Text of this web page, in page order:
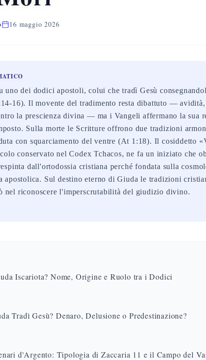
16 maggio 2026
uno dei dodici apostoli, colui che tradì Gesù
16). Il movente del tradimento resta dibattuto —
la prescienza divina — ma i Vangeli affermano la sua
Sulla morte le Scritture offrono due tradizioni
con squarciamento del ventre (At 1:18). Il cosiddetto
conservato nel Codex Tchacos, ne fa un iniziato che
dall'ortodossia cristiana perché fondata sulla
apostolica. Sul destino eterno di Giuda le tradizioni
nel riconoscere l'imperscrutabilità del giudizio divino.
Iscariota? Nome, Origine e Ruolo tra i Dodici
Tradì Gesù? Denaro, Delusione o Predestinazione?
d'Argento: Tipologia di Zaccaria 11 e il Campo del